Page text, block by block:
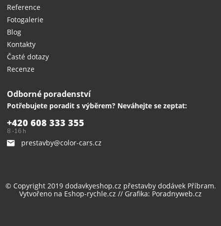
Reference
Fotogalerie
Blog
Kontakty
Časté dotazy
Recenze
Odborné poradenství
Potřebujete poradit s výběrem? Neváhejte se zeptat:
+420 608 333 355
8 -16 h
prestavby@color-cars.cz
© Copyright 2019 dodavkyeshop.cz přestavby dodávekPříbram.
Vytvořeno na Eshop-rychle.cz // Grafika: Poradnyweb.cz